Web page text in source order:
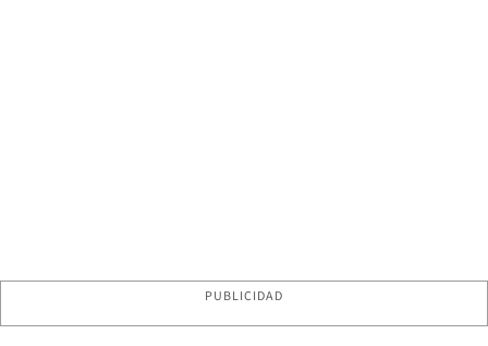
PUBLICIDAD